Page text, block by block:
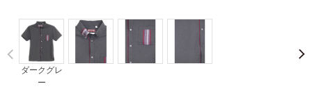
ダークグレ
ー
Prev